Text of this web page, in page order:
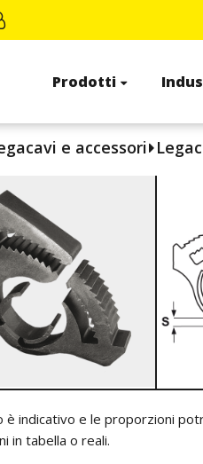
Prodotti
e accessori
è indicativo e le proporzioni
in tabella o reali.